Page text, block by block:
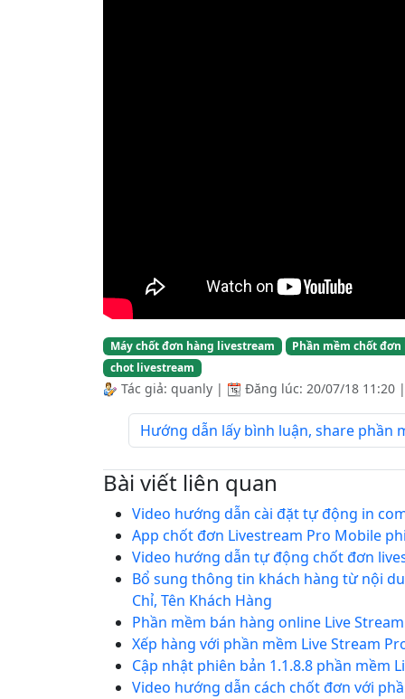
Máy chốt đơn hàng livestream Phần mềm chốt đơn
chot livestream
Tác giả: quanly | Đăng lúc: 20/07/18 11:20 |
Hướng dẫn lấy bình luận, share phần
Bài viết liên quan
Video hướng dẫn cài đặt tự động in
App chốt đơn Livestream Pro Mobile
Video hướng dẫn tự động chốt đơn
Bổ sung thông tin khách hàng từ nội
Chỉ, Tên Khách Hàng
Phần mềm bán hàng online Live
Xếp hàng với phần mềm Live Stream
Cập nhật phiên bản 1.1.8.8 phần mềm
Video hướng dẫn cách chốt đơn với